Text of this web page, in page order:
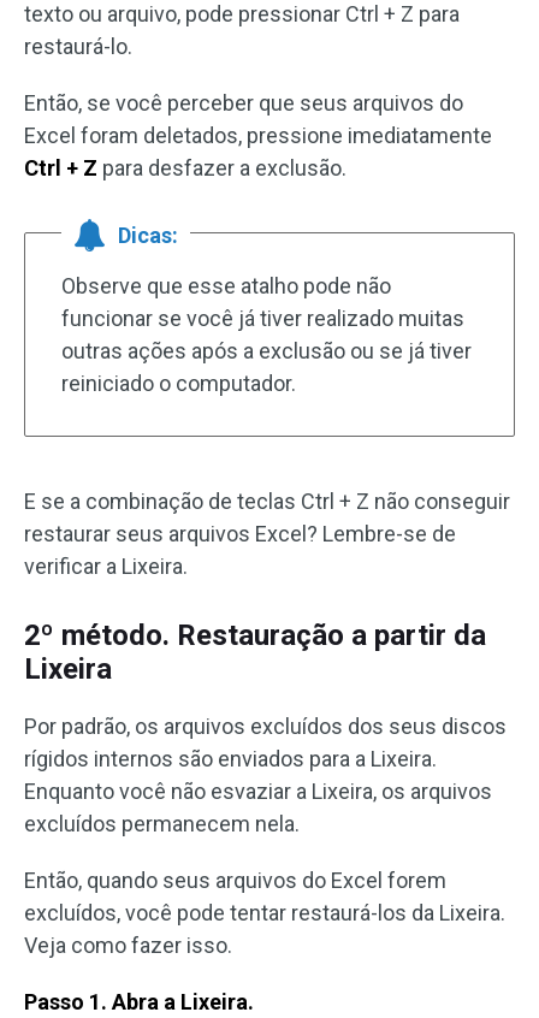
texto ou arquivo, pode pressionar Ctrl + Z para
restaurá-lo.
Então, se você perceber que seus arquivos do
Excel foram deletados, pressione imediatamente
Ctrl + Z para desfazer a exclusão.
Dicas:
Observe que esse atalho pode não
funcionar se você já tiver realizado muitas
outras ações após a exclusão ou se já tiver
reiniciado o computador.
E se a combinação de teclas Ctrl + Z não conseguir
restaurar seus arquivos Excel? Lembre-se de
verificar a Lixeira.
2º método. Restauração a partir da
Lixeira
Por padrão, os arquivos excluídos dos seus discos
rígidos internos são enviados para a Lixeira.
Enquanto você não esvaziar a Lixeira, os arquivos
excluídos permanecem nela.
Então, quando seus arquivos do Excel forem
excluídos, você pode tentar restaurá-los da Lixeira.
Veja como fazer isso.
Passo 1. Abra a Lixeira.